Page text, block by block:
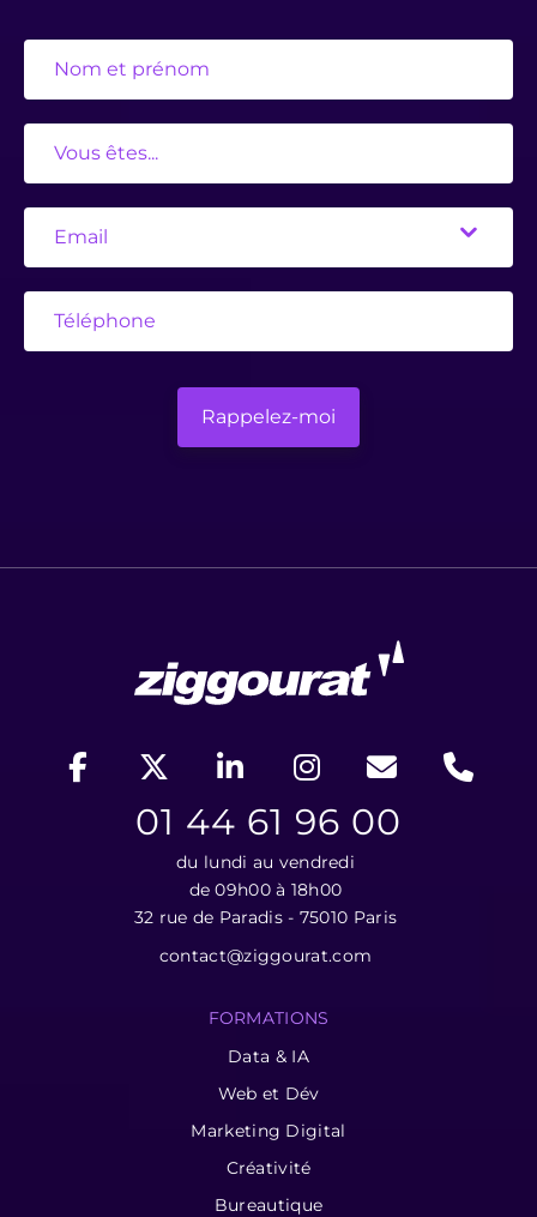
01 44 61 96 00
du lundi au vendredi
de 09h00 à 18h00
32 rue de Paradis - 75010 Paris
contact@ziggourat.com
FORMATIONS
Data & IA
Web et Dév
Marketing Digital
Créativité
Bureautique